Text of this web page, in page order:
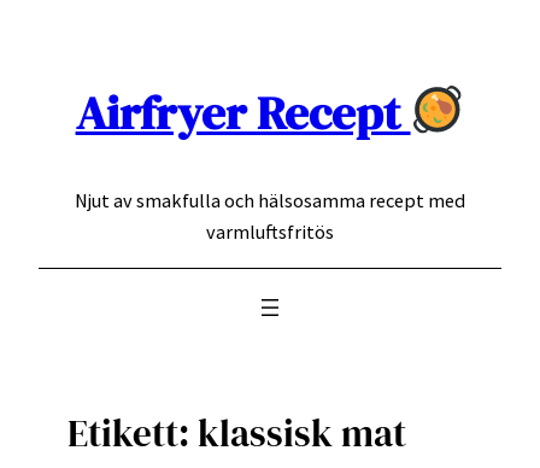
Airfryer Recept
Njut av smakfulla och hälsosamma recept med
varmluftsfritös
Etikett:klassisk mat